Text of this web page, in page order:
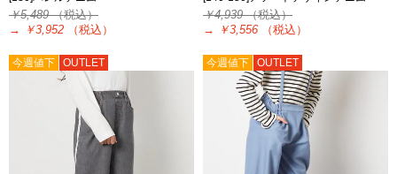
￥5,489（税込）
→
￥3,952 （税込）
￥4,939（税込）
→
￥3,556 （税込）
今週値下 OUTLET 今週値下 OUTLET